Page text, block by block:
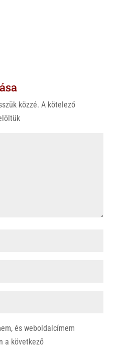
közzé. A kötelező
és weboldalcímem
a következő